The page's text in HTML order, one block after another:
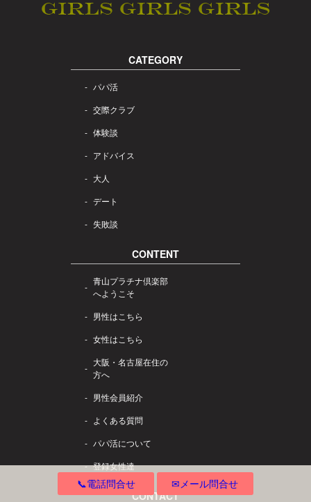
CATEGORY
パパ活
交際クラブ
体験談
アドバイス
大人
デート
失敗談
CONTENT
青山プラチナ倶楽部
へようこそ
男性はこちら
女性はこちら
大阪・名古屋在住の
方へ
男性会員紹介
よくある質問
パパ活について
登録女性達
CONTACT
📞電話問合せ ✉メール問合せ